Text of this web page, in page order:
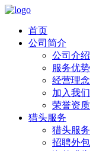
首页
公司简介
公司介绍
服务优势
经营理念
加入我们
荣誉资质
猎头服务
猎头服务
招聘外包